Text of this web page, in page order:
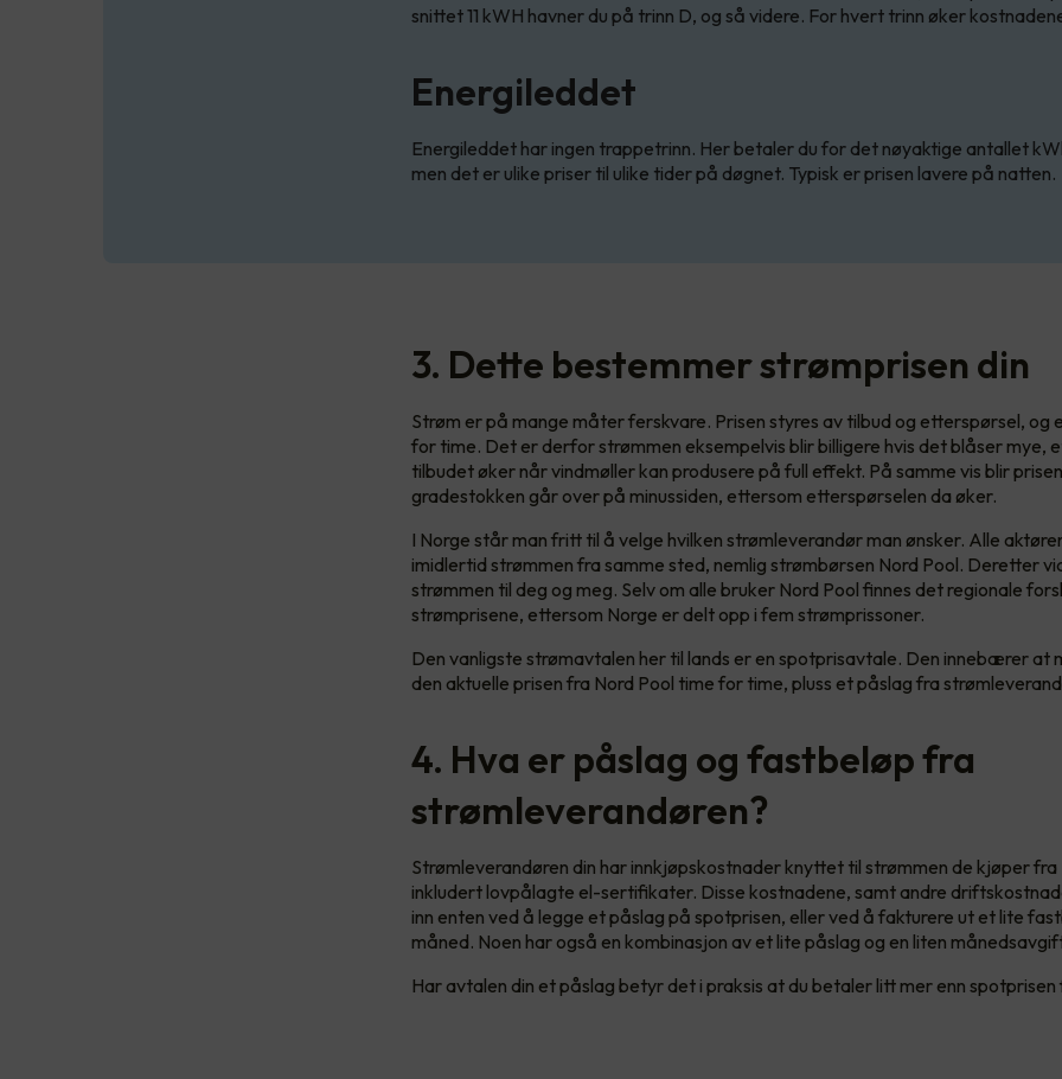
snittet 11 kWH havner du på trinn D, og så videre. For hvert trinn øker
Energileddet
Energileddet har ingen trappetrinn. Her betaler du for det nøyaktige antallet
men det er ulike priser til ulike tider på døgnet. Typisk er prisen lavere på natten.
3. Dette bestemmer strømprisen din
Strøm er på mange måter ferskvare. Prisen styres av tilbud og etterspørsel, og
for time. Det er derfor strømmen eksempelvis blir billigere hvis det blåser mye,
tilbudet øker når vindmøller kan produsere på full effekt. På samme vis blir
gradestokken går over på minussiden, ettersom etterspørselen da øker.
I Norge står man fritt til å velge hvilken strømleverandør man ønsker. Alle
imidlertid strømmen fra samme sted, nemlig strømbørsen Nord Pool. Deretter
strømmen til deg og meg. Selv om alle bruker Nord Pool finnes det regionale
strømprisene, ettersom Norge er delt opp i fem strømprissoner.
Den vanligste strømavtalen her til lands er en spotprisavtale. Den innebærer at
den aktuelle prisen fra Nord Pool time for time, pluss et påslag fra
4. Hva er påslag og fastbeløp fra
strømleverandøren?
Strømleverandøren din har innkjøpskostnader knyttet til strømmen de kjøper fra
inkludert lovpålagte el-sertifikater. Disse kostnadene, samt andre
inn enten ved å legge et påslag på spotprisen, eller ved å fakturere ut et lite
måned. Noen har også en kombinasjon av et lite påslag og en liten
Har avtalen din et påslag betyr det i praksis at du betaler litt mer enn spotprisen